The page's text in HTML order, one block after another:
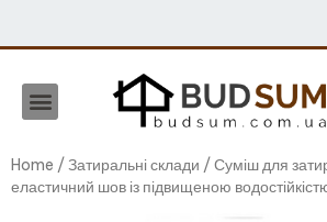
Home /Затиральні склади / Суміш для
еластичний шов із підвищеною